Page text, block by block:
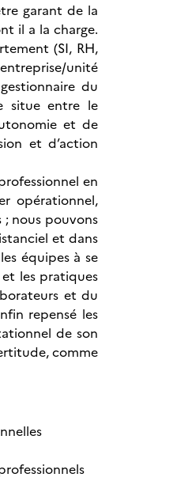
garant de la
il a la charge.
(SI, RH,
unité
du
situe entre le
et de
et d’action
en
opérationnel,
nous pouvons
et dans
équipes à se
les pratiques
et du
repensé les
de son
comme